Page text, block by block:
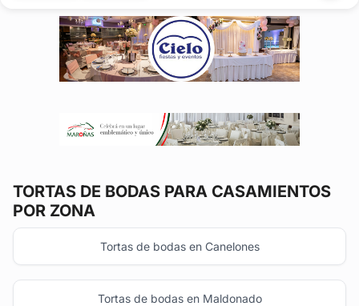
TORTAS DE BODAS PARA CASAMIENTOS
POR ZONA
Tortas de bodas en Canelones
Tortas de bodas en Maldonado